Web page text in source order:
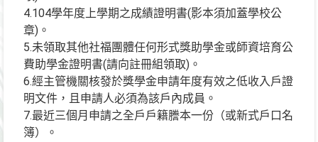
4.104學年度上學期之成績證明書(影本須加蓋學校公
章)。
5.未領取其他社福團體任何形式獎助學金或師資培育公
費助學金證明書(請向註冊組領取)。
6.經主管機關核發於獎學金申請年度有效之低收入戶證
明文件，且申請人必須為該戶內成員。
7.最近三個月申請之全戶戶籍謄本一份（或新式戶口名
簿）。